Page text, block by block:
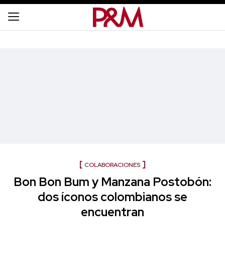
COLABORACIONES
Bon Bon Bum y Manzana Postobón:
dos íconos colombianos se
encuentran